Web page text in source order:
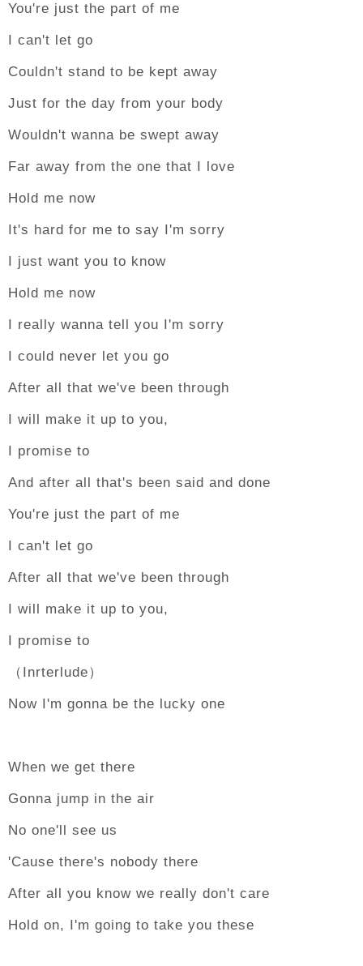
You're just the part of me
I can't let go
Couldn't stand to be kept away
Just for the day from your body
Wouldn't wanna be swept away
Far away from the one that I love
Hold me now
It's hard for me to say I'm sorry
I just want you to know
Hold me now
I really wanna tell you I'm sorry
I could never let you go
After all that we've been through
I will make it up to you,
I promise to
And after all that's been said and done
You're just the part of me
I can't let go
After all that we've been through
I will make it up to you,
I promise to
（Inrterlude）
Now I'm gonna be the lucky one
When we get there
Gonna jump in the air
No one'll see us
'Cause there's nobody there
After all you know we really don't care
Hold on, I'm going to take you these